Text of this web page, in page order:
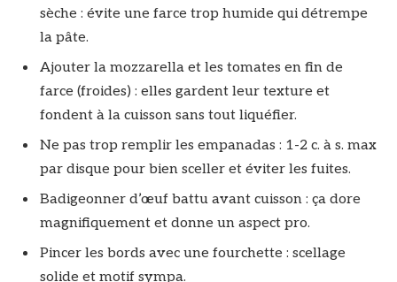
sèche : évite une farce trop humide qui détrempe
la pâte.
Ajouter la mozzarella et les tomates en fin de
farce (froides) : elles gardent leur texture et
fondent à la cuisson sans tout liquéfier.
Ne pas trop remplir les empanadas : 1-2 c. à s. max
par disque pour bien sceller et éviter les fuites.
Badigeonner d’œuf battu avant cuisson : ça dore
magnifiquement et donne un aspect pro.
Pincer les bords avec une fourchette : scellage
solide et motif sympa.